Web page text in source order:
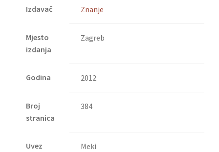
Izdavač Znanje
Mjesto
izdanja
Zagreb
Godina 2012
Broj
stranica
384
Uvez Meki